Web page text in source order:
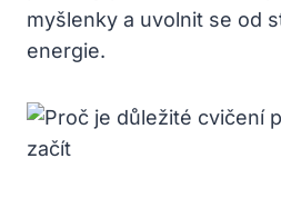
myšlenky a uvolnit se od
energie.